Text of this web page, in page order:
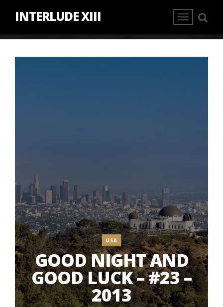
INTERLUDE XIII
USA
GOOD NIGHT AND
GOOD LUCK – #23 –
2013